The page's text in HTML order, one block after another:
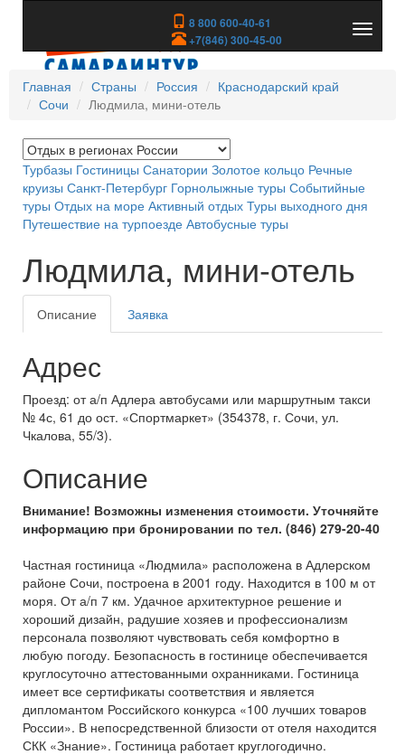
8 800 600-40-61
+7(846) 300-45-00
скрыть
Главная
Страны Россия
Краснодарский край
Сочи
Людмила, мини-отель
Турбазы Гостиницы Санатории Золотое кольцо Речные
круизы Санкт-Петербург Горнолыжные туры Событийные
туры Отдых на море Активный отдых Туры выходного дня
Путешествие на турпоезде Автобусные туры
Людмила, мини-отель
Описание Заявка
Адрес
Проезд: от а/п Адлера автобусами или маршрутным такси
№ 4с, 61 до ост. «Спортмаркет» (354378, г. Сочи, ул.
Чкалова, 55/3).
Описание
Внимание! Возможны изменения стоимости. Уточняйте
информацию при бронировании по тел. (846) 279-20-40
Частная гостиница «Людмила» расположена в Адлерском
районе Сочи, построена в 2001 году. Находится в 100 м от
моря. От а/п 7 км. Удачное архитектурное решение и
хороший дизайн, радушие хозяев и профессионализм
персонала позволяют чувствовать себя комфортно в
любую погоду. Безопасность в гостинице обеспечивается
круглосуточно аттестованными охранниками. Гостиница
имеет все сертификаты соответствия и является
дипломантом Российского конкурса «100 лучших товаров
России». В непосредственной близости от отеля находится
СКК «Знание». Гостиница работает круглогодично.